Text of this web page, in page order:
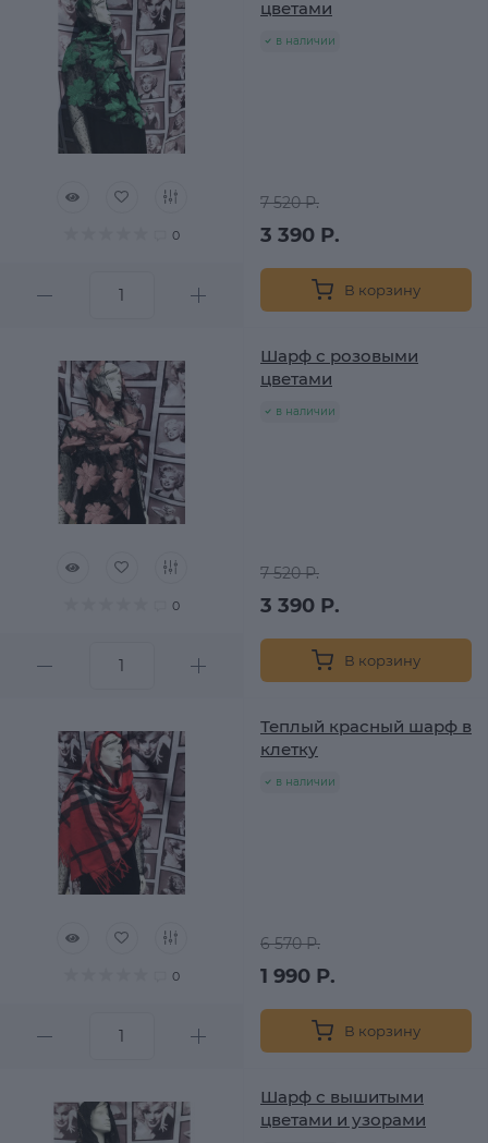
0
цветами
в наличии
7 520 Р.
3 390 Р.
В корзину
0
Шарф с розовыми
цветами
в наличии
7 520 Р.
3 390 Р.
В корзину
0
Теплый красный шарф в
клетку
в наличии
6 570 Р.
1 990 Р.
В корзину
Шарф с вышитыми
цветами и узорами